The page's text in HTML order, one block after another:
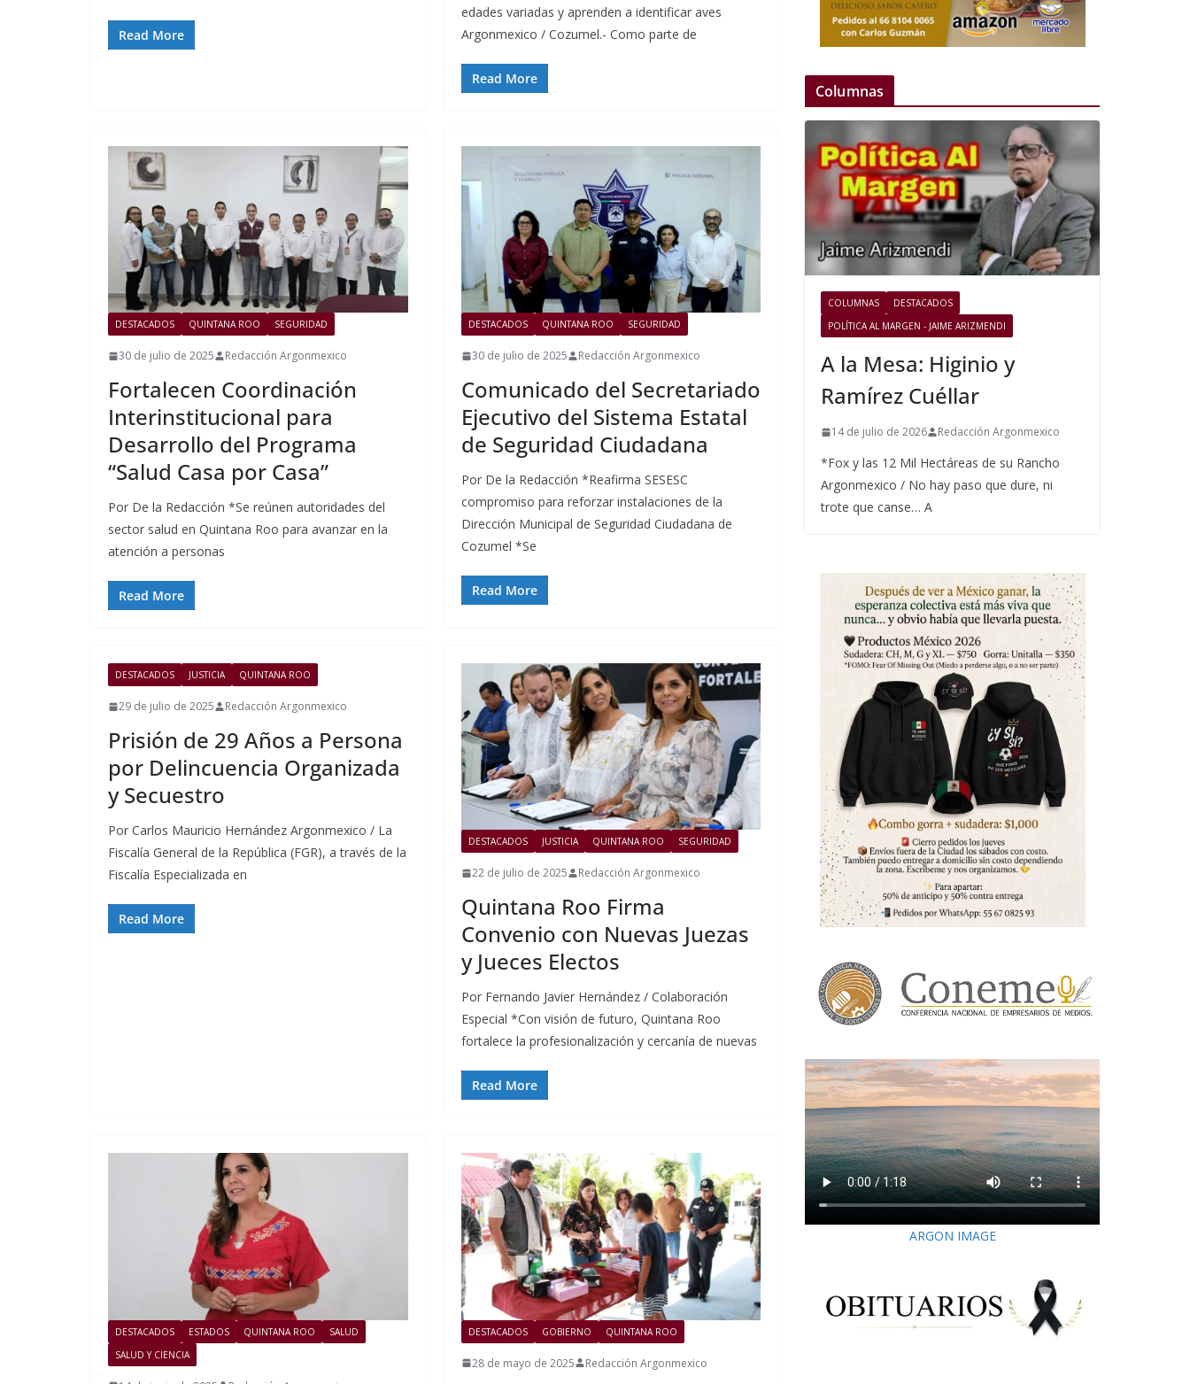
Read More
edades variadas y aprenden a identificar aves
Argonmexico / Cozumel.- Como parte de
Read More
DESTACADOS QUINTANA ROO SEGURIDAD
30 de julio de 2025 Redacción Argonmexico
Fortalecen Coordinación
Interinstitucional para
Desarrollo del Programa
“Salud Casa por Casa”
Por De la Redacción *Se reúnen autoridades del
sector salud en Quintana Roo para avanzar en la
atención a personas
Read More
DESTACADOS QUINTANA ROO SEGURIDAD
30 de julio de 2025 Redacción Argonmexico
Comunicado del Secretariado
Ejecutivo del Sistema Estatal
de Seguridad Ciudadana
Por De la Redacción *Reafirma SESESC
compromiso para reforzar instalaciones de la
Dirección Municipal de Seguridad Ciudadana de
Cozumel *Se
Read More
DESTACADOS JUSTICIA QUINTANA ROO
29 de julio de 2025 Redacción Argonmexico
Prisión de 29 Años a Persona
por Delincuencia Organizada
y Secuestro
Por Carlos Mauricio Hernández Argonmexico / La
Fiscalía General de la República (FGR), a través de la
Fiscalía Especializada en
Read More
DESTACADOS JUSTICIA QUINTANA ROO SEGURIDAD
22 de julio de 2025 Redacción Argonmexico
Quintana Roo Firma
Convenio con Nuevas Juezas
y Jueces Electos
Por Fernando Javier Hernández / Colaboración
Especial *Con visión de futuro, Quintana Roo
fortalece la profesionalización y cercanía de nuevas
Read More
DESTACADOS ESTADOS QUINTANA ROO
SALUD
SALUD Y CIENCIA
DESTACADOS GOBIERNO QUINTANA ROO
28 de mayo de 2025 Redacción Argonmexico
Columnas
COLUMNAS
DESTACADOS
POLÍTICA AL MARGEN - JAIME ARIZMENDI
A la Mesa: Higinio y
Ramírez Cuéllar
14 de julio de 2026 Redacción Argonmexico
*Fox y las 12 Mil Hectáreas de su Rancho
Argonmexico / No hay paso que dure, ni
trote que canse… A
ARGON IMAGE